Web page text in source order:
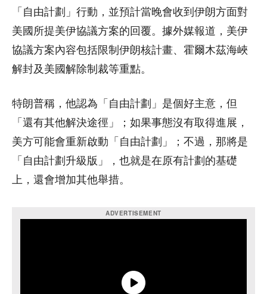
「自由計劃」行動，並預計當晚會收到伊朗方面對
美國所提美伊協議方案的回覆。據外媒報道，美伊
協議方案內容包括限制伊朗核計畫、霍爾木茲海峽
解封及美國解除制裁等重點。
特朗普稱，他認為「自由計劃」是個好主意，但
「還有其他解決途徑」；如果事態沒有取得進展，
美方可能會重新啟動「自由計劃」；不過，那將是
「自由計劃升級版」，也就是在原有計劃的基礎
上，還會增加其他舉措。